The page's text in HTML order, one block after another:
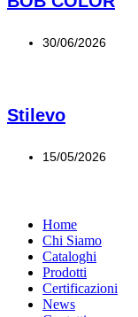
30/06/2026
Stilevo
15/05/2026
Home
Chi Siamo
Cataloghi
Prodotti
Certificazioni
News